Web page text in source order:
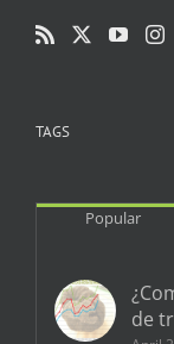
TAGS
Popular
de